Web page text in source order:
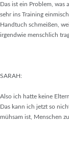
Das ist ein Problem, was
sehr ins Training
Handtuch schmeißen,
irgendwie menschlich
SARAH:
Also ich hatte keine
Das kann ich jetzt so
mühsam ist, Menschen